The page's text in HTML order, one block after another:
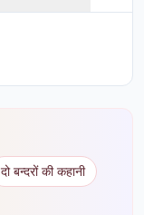
दो बन्दरों की कहानी